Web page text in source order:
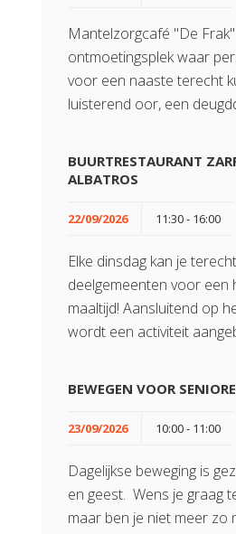
Mantelzorgcafé "De
ontmoetingsplek waar
voor een naaste terecht
luisterend oor, een
BUURTRESTAURANT
ALBATROS
22/09/2026 11:30 - 16:00
Elke dinsdag kan je
deelgemeenten voor een
maaltijd! Aansluitend op
wordt een activiteit
BEWEGEN VOOR
23/09/2026 10:00 - 11:00
Dagelijkse beweging is
en geest. Wens je graag
maar ben je niet meer zo